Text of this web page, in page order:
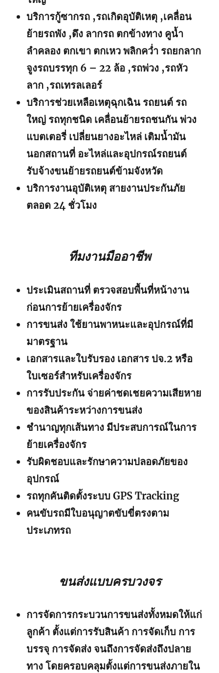
บริการกู้ซากรถ ,รถเกิดอุบัติเหตุ ,เคลื่อน
ย้ายรถพัง ,ดึง ลากรถ ตกข้างทาง คูน้ำ
ลำคลอง ตกเขา ตกเหว พลิกคว่ำ รถยกลาก
จูงรถบรรทุก 6 – 22 ล้อ ,รถพ่วง ,รถหัว
ลาก ,รถเทรลเลอร์
บริการช่วยเหลือเหตุฉุกเฉิน รถยนต์ รถ
ใหญ่ รถทุกชนิด เคลื่อนย้ายรถชนกัน พ่วง
แบตเตอรี่ เปลี่ยนยางอะไหล่ เติมน้ำมัน
นอกสถานที่ อะไหล่และอุปกรณ์รถยนต์
รับจ้างขนย้ายรถยนต์ข้ามจังหวัด
บริการงานอุบัติเหตุ สายงานประกันภัย
ตลอด 24 ชั่วโมง
ทีมงานมืออาชีพ
ประเมินสถานที่ ตรวจสอบพื้นที่หน้างาน
ก่อนการย้ายเครื่องจักร
การขนส่ง ใช้ยานพาหนะและอุปกรณ์ที่มี
มาตรฐาน
เอกสารและใบรับรอง เอกสาร ปจ.2 หรือ
ใบเซอร์สำหรับเครื่องจักร
การรับประกัน จ่ายค่าชดเชยความเสียหาย
ของสินค้าระหว่างการขนส่ง
ชำนาญทุกเส้นทาง มีประสบการณ์ในการ
ย้ายเครื่องจักร
รับผิดชอบและรักษาความปลอดภัยของ
อุปกรณ์
รถทุกคันติดตั้งระบบ GPS Tracking
คนขับรถมีใบอนุญาตขับขี่ตรงตาม
ประเภทรถ
ขนส่งแบบครบวงจร
การจัดการกระบวนการขนส่งทั้งหมดให้แก่
ลูกค้า ตั้งแต่การรับสินค้า การจัดเก็บ การ
บรรจุ การจัดส่ง จนถึงการจัดส่งถึงปลาย
ทาง โดยครอบคลุมตั้งแต่การขนส่งภายใน